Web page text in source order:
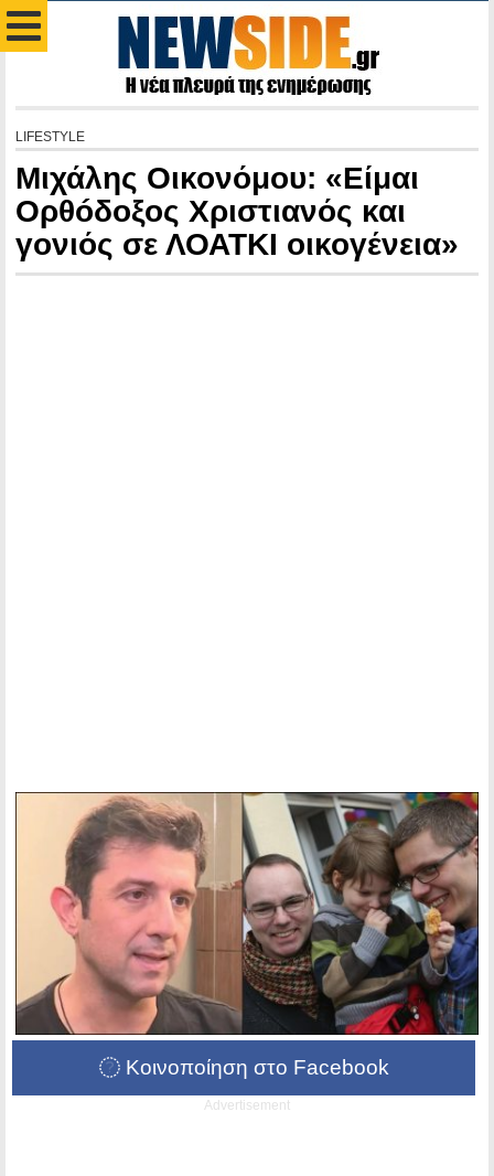
LIFESTYLE
Μιχάλης Οικονόμου: «Είμαι
Ορθóδοξος Χριστιανός και
γονιός σε ΛΟΑΤΚΙ οικογένεια»
Κοινοποίηση στο Facebook
Advertisement